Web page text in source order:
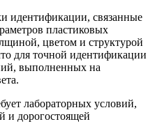
идентификации, связанные
пластиковых
цветом и структурой
для точной идентификации
выполненных на
лабораторных условий,
и дорогостоящей